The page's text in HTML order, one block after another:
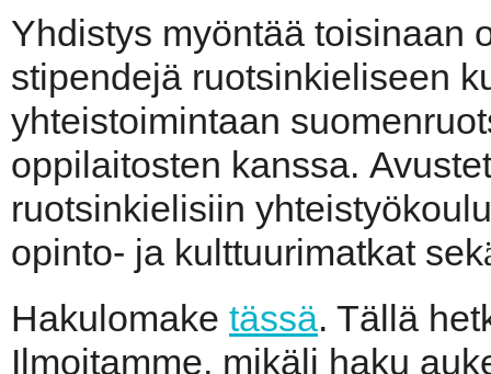
Yhdistys myöntää toisinaan
stipendejä ruotsinkieliseen
yhteistoimintaan
oppilaitosten kanssa.
ruotsinkielisiin
opinto- ja kulttuurimatkat sek
Hakulomake tässä. Tällä
Ilmoitamme, mikäli haku